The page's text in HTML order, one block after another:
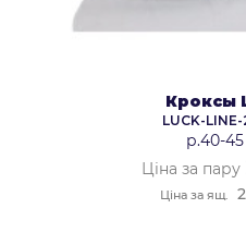
Кроксы
LUCK-
р.40-45
Ціна за пару
Ціна за ящ.